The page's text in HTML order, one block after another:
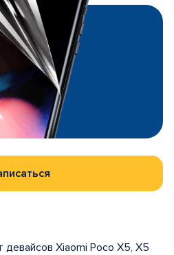
девайсов Xiaomi Poco X5, X5